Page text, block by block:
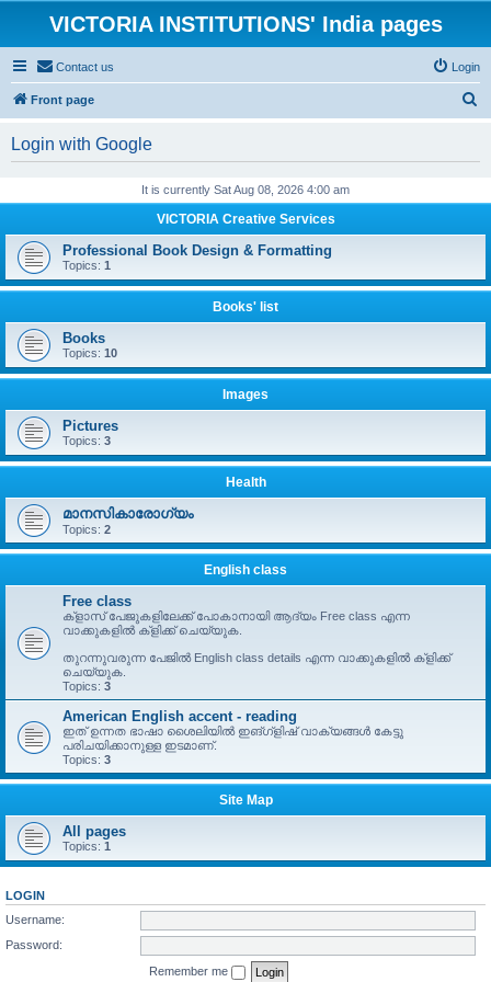
VICTORIA INSTITUTIONS' India pages
Contact us Login
Front page
c
Login with Google
It is currently Sat Aug 08, 2026 4:00 am
VICTORIA Creative Services
Professional Book Design & Formatting
Topics: 1
Books' list
Books
Topics: 10
Images
Pictures
Topics: 3
Health
മാനസികാരോഗ്യം
Topics: 2
English class
Free class
ക്ളാസ് പേജുകളിലേക്ക് പോകാനായി ആദ്യം Free class എന്ന
വാക്കുകളിൽ ക്ളിക്ക് ചെയ്യുക.
തുറന്നുവരുന്ന പേജിൽ English class details എന്ന വാക്കുകളിൽ ക്ളിക്ക്
ചെയ്യുക.
Topics: 3
American English accent - reading
ഇത് ഉന്നത ഭാഷാ ശൈലിയിൽ ഇങ്ഗ്ളിഷ് വാക്യങ്ങൾ കേട്ടു
പരിചയിക്കാനുള്ള ഇടമാണ്.
Topics: 3
Site Map
All pages
Topics: 1
LOGIN
Username:
Password:
Remember me